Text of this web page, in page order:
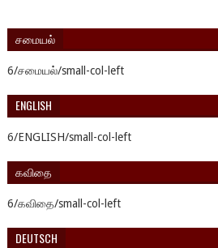
சமையல்
6/சமையல்/small-col-left
ENGLISH
6/ENGLISH/small-col-left
கவிதை
6/கவிதை/small-col-left
DEUTSCH